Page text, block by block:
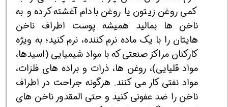
کمی روغن زیتون یا روغن بادام آغشته کرده و به
ناخن ها بمالید همیشه پوست اطراف ناخن
هایتان را با یک ماده نرم کننده، نرم کنید؛ به ویژه
کارکنان مراکز صنعتی که با مواد شیمیایی (اسیدها،
مواد قلیایی)، روغن ها، ذرات و براده های فلزات،
مواد نفتی کار می کنند. هرگونه جراحت در اطراف
ناخن را ضد عفونی کنید و حتی المقدور ناخن های